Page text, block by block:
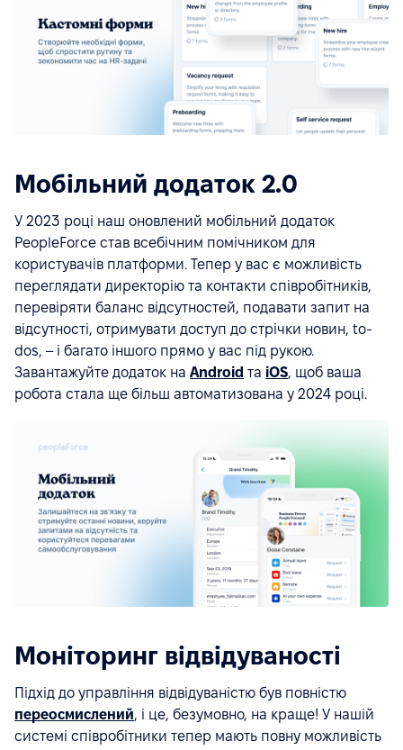
Мобільний додаток 2.0
У 2023 році наш оновлений мобільний додаток
PeopleForce став всебічним помічником для
користувачів платформи. Тепер у вас є можливість
переглядати директорію та контакти співробітників,
перевіряти баланс відсутностей, подавати запит на
відсутності, отримувати доступ до стрічки новин, to-
dos, – і багато іншого прямо у вас під рукою.
Завантажуйте додаток на Android та iOS, щоб ваша
робота стала ще більш автоматизована у 2024 році.
Моніторинг відвідуваності
Підхід до управління відвідуваністю був повністю
переосмислений, і це, безумовно, на краще! У нашій
системі співробітники тепер мають повну можливість